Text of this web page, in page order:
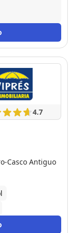
4.7
Casco Antiguo